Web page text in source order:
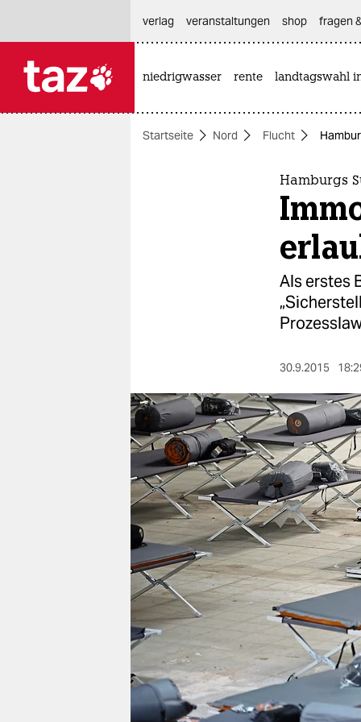
themen
nord
wahrheit
verlag
verlag
veranstaltungen
shop
fragen & hilfe
unterstützen
abo
genossenschaft
verlag
veranstaltungen shop fragen
niedrigwasser rente landtagswahl
Startseite Nord Flucht
Hamburgs
Als erstes
30.9.2015